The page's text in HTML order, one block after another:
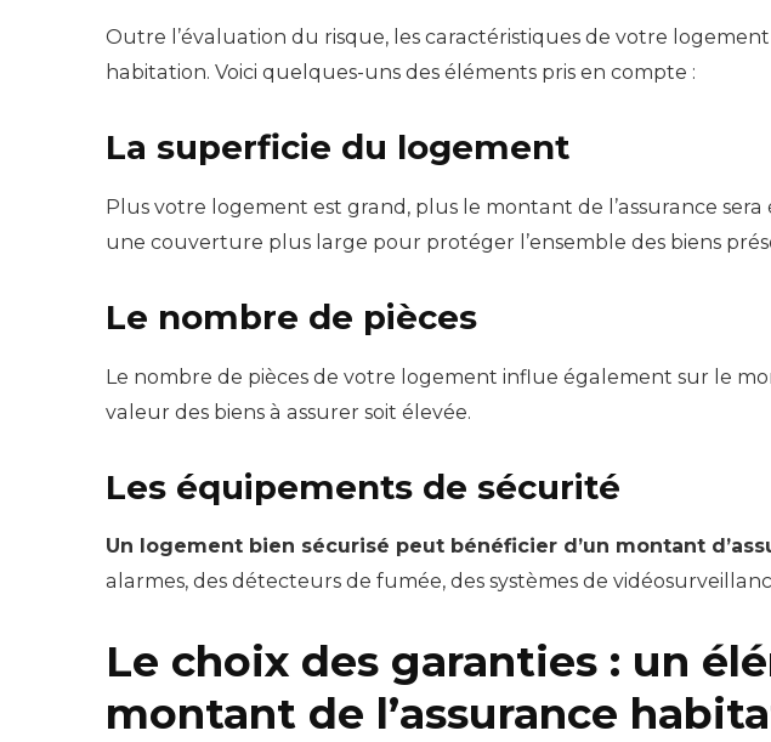
Outre l’évaluation du risque, les caractéristiques de votre
habitation. Voici quelques-uns des éléments pris en compte :
La superficie du logement
Plus votre logement est grand, plus le montant de l’assurance
une couverture plus large pour protéger l’ensemble des biens
Le nombre de pièces
Le nombre de pièces de votre logement influe également sur le
valeur des biens à assurer soit élevée.
Les équipements de sécurité
Un logement bien sécurisé peut bénéficier d’un montant
alarmes, des détecteurs de fumée, des systèmes de
Le choix des garanties : un
montant de l’assurance